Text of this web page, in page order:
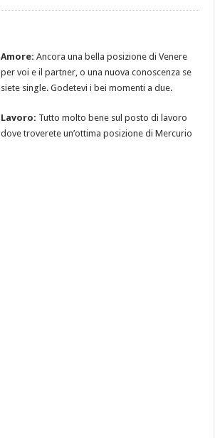
Amore: Ancora una bella posizione di Venere
per voi e il partner, o una nuova conoscenza se
siete single. Godetevi i bei momenti a due.
Lavoro: Tutto molto bene sul posto di lavoro
dove troverete un’ottima posizione di Mercurio